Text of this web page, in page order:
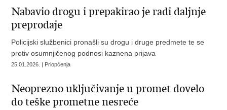
Nabavio drogu i prepakirao je radi daljnje
preprodaje
Policijski službenici pronašli su drogu i druge predmete te se
protiv osumnjičenog podnosi kaznena prijava
25.01.2026. | Priopćenja
Neoprezno uključivanje u promet dovelo
do teške prometne nesreće